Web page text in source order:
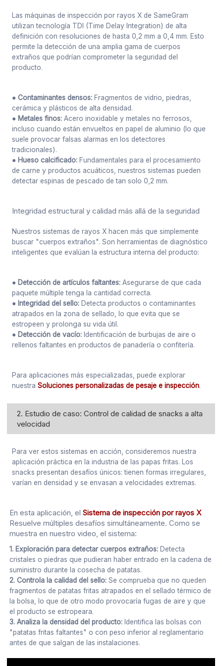
Las máquinas de inspección por rayos X de SameGram
utilizan tecnología TDI (Time Delay Integration) de alta
definición con resoluciones de hasta 0,2 mm a 0,4 mm. Esto
permite la detección de una amplia gama de cuerpos
extraños que podrían comprometer la seguridad del
producto.
● Contaminantes densos: Fragmentos de vidrio, piedras,
cerámica y plásticos de alta densidad.
● Metales finos: Acero inoxidable y metales no ferrosos,
incluso cuando están envueltos en papel de aluminio (lo que
suele provocar falsas alarmas en los detectores
tradicionales).
● Hueso calcificado: Fundamentales para el procesamiento
de carne y productos acuáticos, nuestros sistemas pueden
detectar espinas de pescado de tan solo 0,2 mm.
Integridad estructural y calidad más allá de la seguridad
Nuestros sistemas de rayos X hacen más que simplemente
buscar "cuerpos extraños". Son herramientas de diagnóstico
inteligentes que evalúan la estructura interna del producto:
● Detección de artículos faltantes: Asegurarse de que cada
paquete múltiple tenga la cantidad correcta.
● Integridad del sello: Detecta productos o contaminantes
atrapados en la zona de sellado, lo que evita que se
estropeen y prolonga su vida útil.
● Detección de vacío:Identificación de burbujas de aire o
rellenos faltantes en productos de panadería o confitería.
Para aplicaciones más especializadas, puede explorar
nuestraSoluciones personalizadas de pesaje e inspección.
2. Estudio de caso: Control de calidad de snacks a alta
velocidad
Para ver estos sistemas en acción, consideremos nuestra
aplicación práctica en la industria de las papas fritas. Los
snacks presentan desafíos únicos: tienen formas irregulares,
varían en densidad y se envasan a velocidades extremas.
En esta aplicación, elSistema de inspección por rayos X
Resuelve múltiples desafíos simultáneamente. Como se
muestra en nuestro video, el sistema:
1. Exploración para detectar cuerpos extraños: Detecta
cristales o piedras que pudieran haber entrado en la cadena de
suministro durante la cosecha de patatas.
2. Controla la calidad del sello: Se comprueba que no queden
fragmentos de patatas fritas atrapados en el sellado térmico de
la bolsa, lo que de otro modo provocaría fugas de aire y que
el producto se estropeara.
3. Analiza la densidad del producto: Identifica las bolsas con
"patatas fritas faltantes" o con peso inferior al reglamentario
antes de que salgan de las instalaciones.